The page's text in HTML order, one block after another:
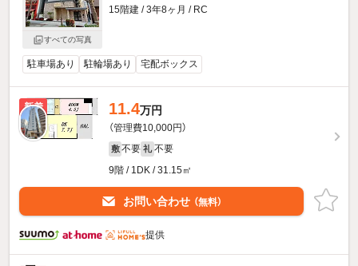
すべての写真
15階建 / 3年8ヶ月 / RC
駐車場あり 駐輪場あり 宅配ボックス
新着 11.4万円
（管理費10,000円）
敷 不要 礼 不要
9階 / 1DK / 31.15㎡
お問い合わせ （無料）
提供